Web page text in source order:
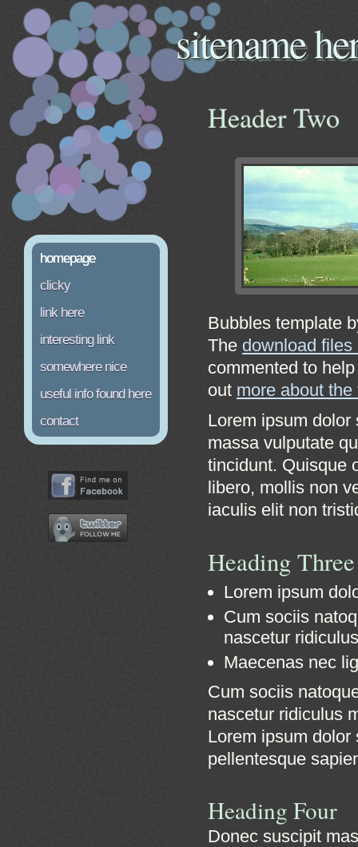
sitename
homepage
clicky
link here
interesting link
somewhere nice
useful info found here
contact
Header Two
Bubbles template
The download
commented to
out more about the
Lorem ipsum
massa vulputate
tincidunt. Quisque
libero, mollis non
iaculis elit non
Heading Three
Lorem ipsum
Cum sociis
nascetur
Maecenas nec
Cum sociis
nascetur ridiculus
Lorem ipsum
pellentesque
Heading Four
Donec suscipit